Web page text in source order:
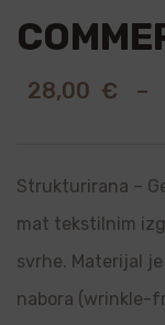
28,00 € –
Strukturirana –
mat tekstilnim
svrhe. Materijal
nabora (wrinkle-